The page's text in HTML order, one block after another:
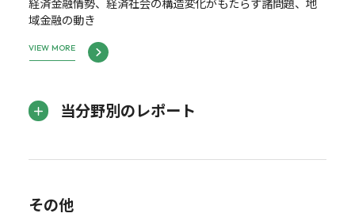
域金融の動き
VIEW MORE
当分野別のレポート
その他